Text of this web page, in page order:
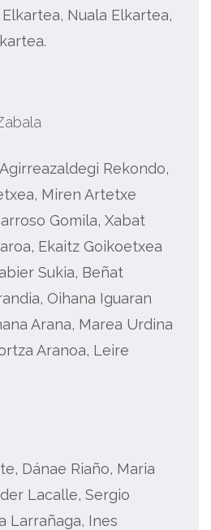
Nuala Elkartea,
Rekondo,
Miren Artetxe
Gomila, Xabat
Ekaitz Goikoetxea
Sukia, Beñat
Oihana Iguaran
Arana, Marea Urdina
Aranoa, Leire
Dánae Riaño, Maria
Lacalle, Sergio
Larrañaga, Ines